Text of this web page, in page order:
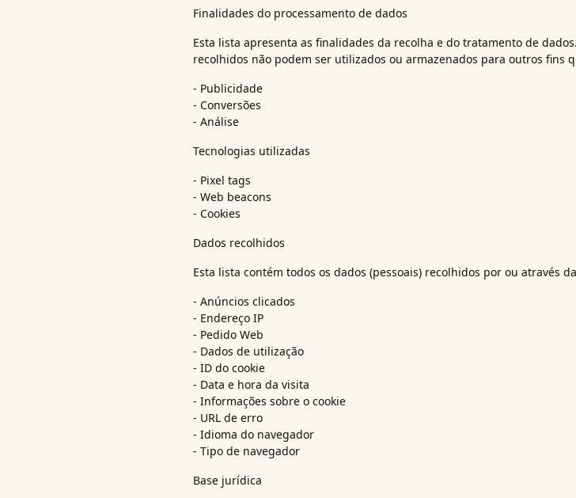
Finalidades do processamento de dados
Esta lista apresenta as finalidades da recolha e do tratamento de
recolhidos não podem ser utilizados ou armazenados para outros fins
- Publicidade
- Conversões
- Análise
Tecnologias utilizadas
- Pixel tags
- Web beacons
- Cookies
Dados recolhidos
Esta lista contém todos os dados (pessoais) recolhidos por ou através
- Anúncios clicados
- Endereço IP
- Pedido Web
- Dados de utilização
- ID do cookie
- Data e hora da visita
- Informações sobre o cookie
- URL de erro
- Idioma do navegador
- Tipo de navegador
Base jurídica